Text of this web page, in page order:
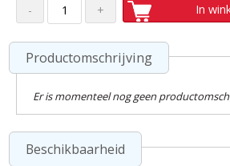
In
Productomschrijving
Er is momenteel nog geen
Beschikbaarheid